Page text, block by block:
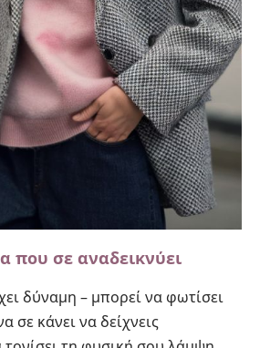
που σε αναδεικνύει
δύναμη – μπορεί να φωτίσει
κάνει να δείχνεις